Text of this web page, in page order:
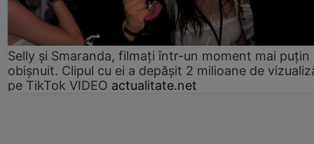
Selly și Smaranda, filmați într-un moment mai puțin
obișnuit. Clipul cu ei a depășit 2 milioane de
pe TikTok VIDEO actualitate.net